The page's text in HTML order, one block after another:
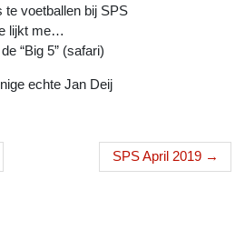
te voetballen bij SPS
lijkt me…
“Big 5” (safari)
echte Jan Deij
SPS April 2019